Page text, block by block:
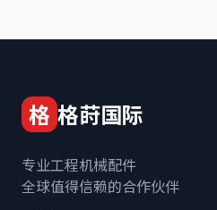
格 格莳国际
专业工程机械配件
全球值得信赖的合作伙伴